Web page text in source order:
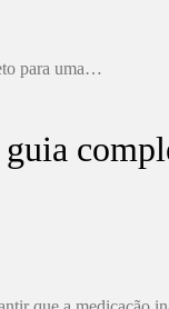
para uma…